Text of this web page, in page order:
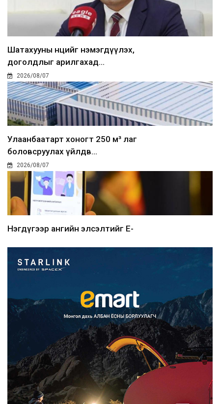
Шатахууны нөөцийг нэмэгдүүлэх,
доголдлыг арилгахад...
2026/08/07
Улаанбаатарт хоногт 250 м³ лаг
боловсруулах үйлдв...
2026/08/07
Нэгдүгээр ангийн элсэлтийг E-
Францад иргэд рүү зөвшөөрөлгүй
сурталчилгааны дууд...
2026/08/07